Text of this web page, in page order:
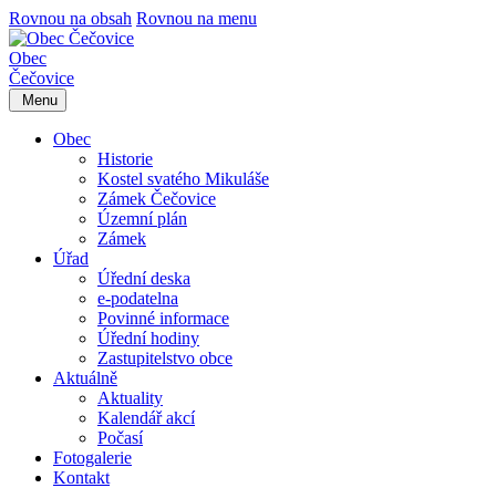
Rovnou na obsah Rovnou na menu
Obec
Čečovice
Menu
Obec
Historie
Kostel svatého Mikuláše
Zámek Čečovice
Územní plán
Zámek
Úřad
Úřední deska
e-podatelna
Povinné informace
Úřední hodiny
Zastupitelstvo obce
Aktuálně
Aktuality
Kalendář akcí
Počasí
Fotogalerie
Kontakt